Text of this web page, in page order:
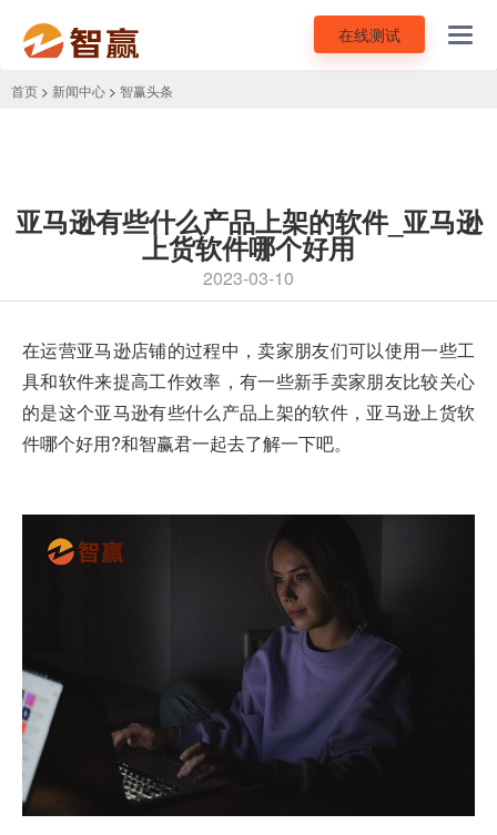
在线测试
首页 > 新闻中心 > 智赢头条
亚马逊有些什么产品上架的软件_亚马逊
上货软件哪个好用
2023-03-10
在运营亚马逊店铺的过程中，卖家朋友们可以使用一些工
具和软件来提高工作效率，有一些新手卖家朋友比较关心
的是这个亚马逊有些什么产品上架的软件，亚马逊上货软
件哪个好用?和智赢君一起去了解一下吧。